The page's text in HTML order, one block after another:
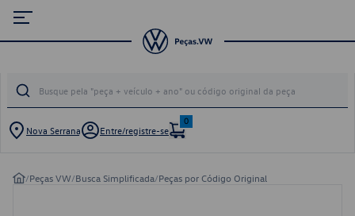
Nova Serrana Entre/registre-se
0
/Peças VW/Busca Simplificada/Peças por Código Original